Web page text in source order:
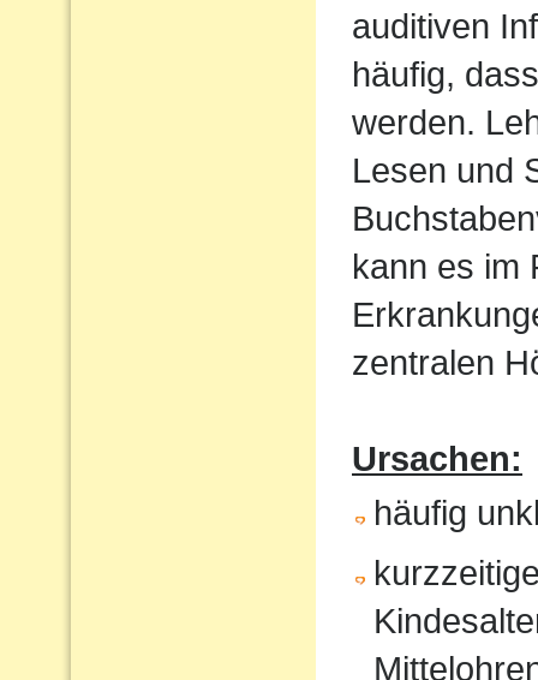
auditiven
häufig,
werden.
Lesen und
kann es im
zentralen
Ursachen:
häufig